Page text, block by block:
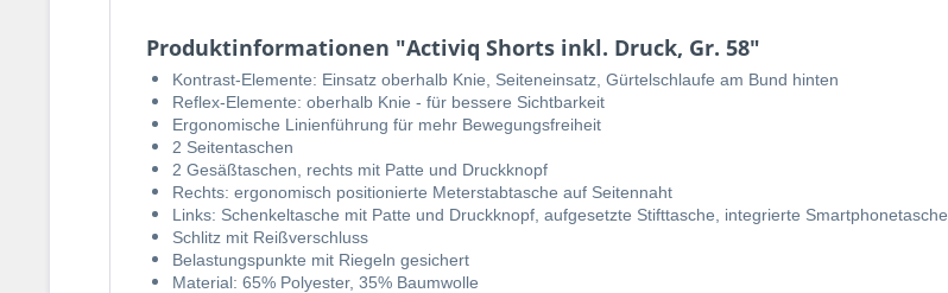
Produktinformationen "Activiq Shorts inkl. Druck, Gr. 58"
Kontrast-Elemente: Einsatz oberhalb Knie, Seiteneinsatz, Gürtelschlaufe am Bund hinten
Reflex-Elemente: oberhalb Knie - für bessere Sichtbarkeit
Ergonomische Linienführung für mehr Bewegungsfreiheit
2 Seitentaschen
2 Gesäßtaschen, rechts mit Patte und Druckknopf
Rechts: ergonomisch positionierte Meterstabtasche auf Seitennaht
Links: Schenkeltasche mit Patte und Druckknopf, aufgesetzte Stifttasche, integrierte Smartphonetasche
Schlitz mit Reißverschluss
Belastungspunkte mit Riegeln gesichert
Material: 65% Polyester, 35% Baumwolle